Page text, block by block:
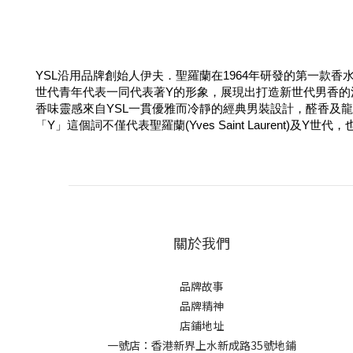
YSL沿用品牌創始人伊夫．聖羅蘭在1964年研發的第一款香
世代青年代表一同代表著Y的形象，展現出打造新世代男香
香味靈感來自YSL一貫優雅而冷靜的經典男裝設計，醛香及
「Y」這個詞不僅代表聖羅蘭(Yves Saint Laurent)及Y世代
關於我們
品牌故事
品牌精神
店鋪地址
一號店：香港新界上水新成路35號地鋪